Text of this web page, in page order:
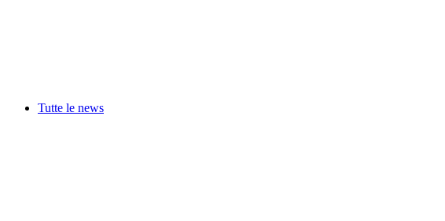
Tutte le news